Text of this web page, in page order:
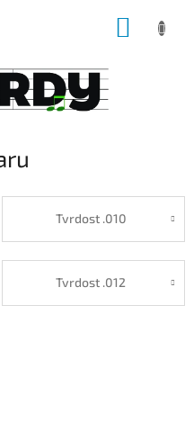
Tvrdost .010
Tvrdost .012